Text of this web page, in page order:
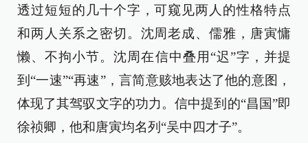
透过短短的几十个字，可窥见两人的性格特点
和两人关系之密切。沈周老成、儒雅，唐寅慵
懒、不拘小节。沈周在信中叠用“迟”字，并提
到“一速”“再速”，言简意赅地表达了他的意图，
体现了其驾驭文字的功力。信中提到的“昌国”即
徐祯卿，他和唐寅均名列“吴中四才子”。